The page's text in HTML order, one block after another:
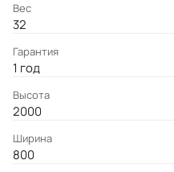
Вес
32
Гарантия
1 год
Высота
2000
Ширина
800